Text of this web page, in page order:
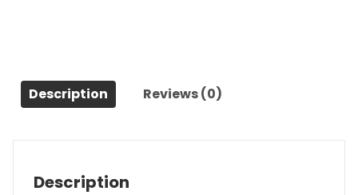
Description Reviews (0)
Description